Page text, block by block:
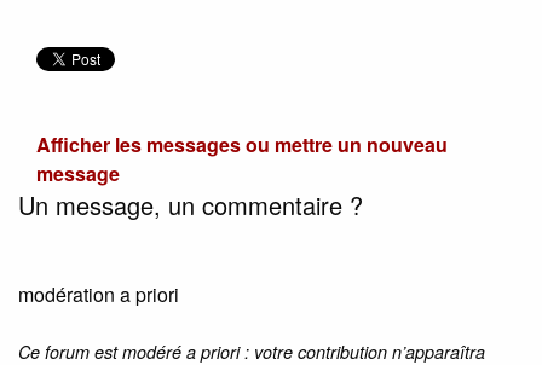
Afficher les messages ou mettre un nouveau
message
Un message, un commentaire ?
modération a priori
Ce forum est modéré a priori : votre contribution n’apparaîtra